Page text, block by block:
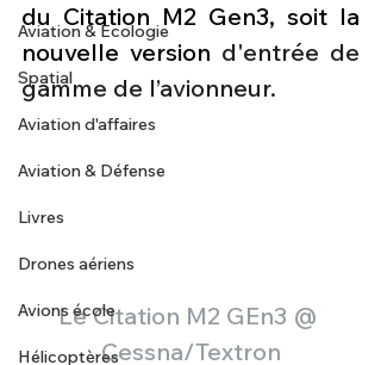
Aviation & Ecologie
Spatial
Aviation d'affaires
Aviation & Défense
Livres
Drones aériens
Avions école
Hélicoptères
du Citation M2 Gen3, soit la
nouvelle version d'entrée de
gamme de l’avionneur.
Le Citation M2 GEn3 @
Cessna/Textron